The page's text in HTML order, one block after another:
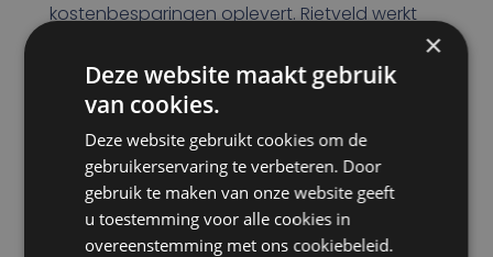
kostenbesparingen oplevert. Rietveld werkt
printers en scanner op de Efficio
boordcomputer
De applicaties stellen je in staat om direct
vanuit de vrachtwagen te scannen met
behulp van de Scangaroo
×
Deze website maakt gebruik
van cookies.
Deze website gebruikt cookies om de
gebruikerservaring te verbeteren. Door
gebruik te maken van onze website geeft
u toestemming voor alle cookies in
overeenstemming met ons cookiebeleid.